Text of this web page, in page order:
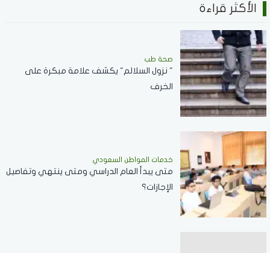
الأكثر قراءة
صحة طب
" نزول السلالم" يكشف علامة مبكرة على
الخرف
خدمات المواطن السعودي
‏متى يبدأ العام الدراسي ومتى ينتهي وتفاصيل
الإجازات؟